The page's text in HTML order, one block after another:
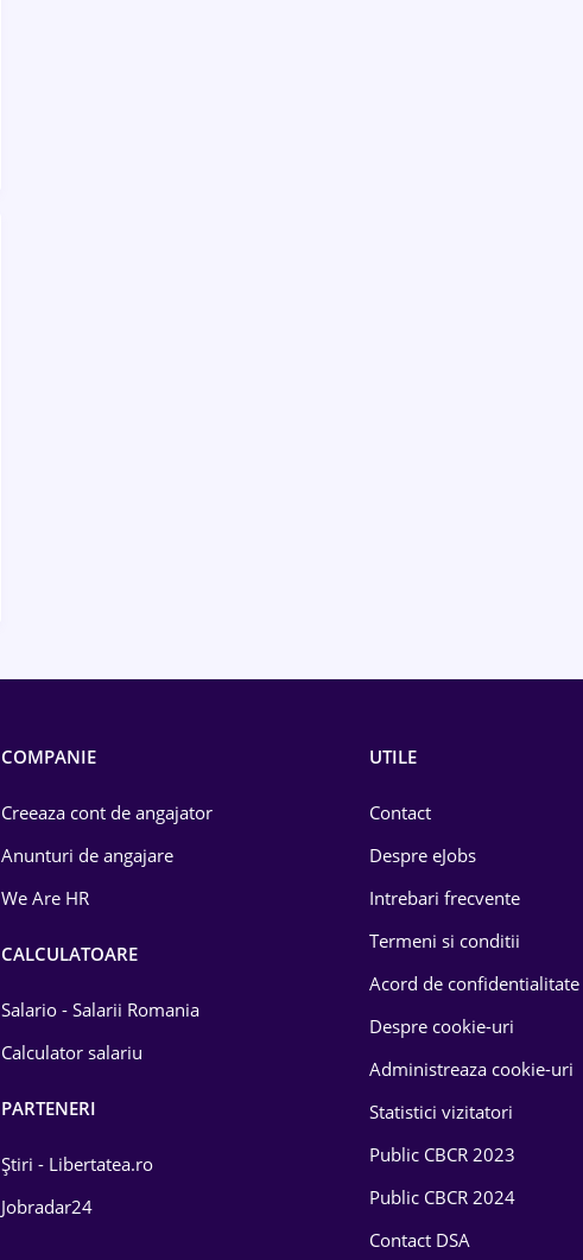
COMPANIE
Creeaza cont de angajator
Anunturi de angajare
We Are HR
CALCULATOARE
Salario - Salarii Romania
Calculator salariu
PARTENERI
Știri - Libertatea.ro
Jobradar24
UTILE
Contact
Despre eJobs
Intrebari frecvente
Termeni si conditii
Acord de confidentialitate
Despre cookie-uri
Administreaza cookie-uri
Statistici vizitatori
Public CBCR 2023
Public CBCR 2024
Contact DSA